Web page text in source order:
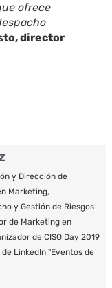
ofrece
director
y Dirección de
Marketing,
y Gestión de Riesgos
de Marketing en
de CISO Day 2019
LinkedIn "Eventos de